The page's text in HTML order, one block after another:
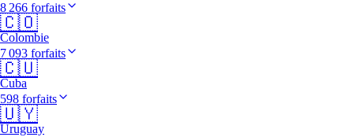
8 266 forfaits
🇨🇴
Colombie
7 093 forfaits
🇨🇺
Cuba
598 forfaits
🇺🇾
Uruguay